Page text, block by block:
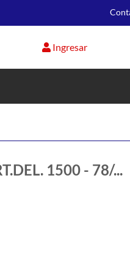
Ingresar
1500 - 78/...